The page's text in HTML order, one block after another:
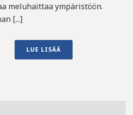
meluhaittaa ympäristöön.
[...]
LUE LISÄÄ